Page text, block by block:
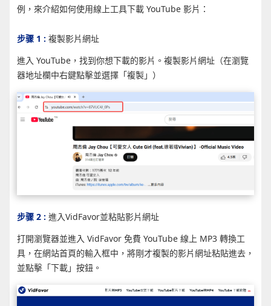
例，來介紹如何使用線上工具下載 YouTube 影片：
步骤 1 : 複製影片網址
進入 YouTube，找到你想下載的影片。複製影片網址（在瀏覽
器地址欄中右鍵點擊並選擇「複製」）
步骤 2 : 進入VidFavor並粘貼影片網址
打開瀏覽器並進入 VidFavor 免費 YouTube 線上 MP3 轉換工
具，在網站首頁的輸入框中，將剛才複製的影片網址粘貼進去，
並點擊「下載」按鈕。